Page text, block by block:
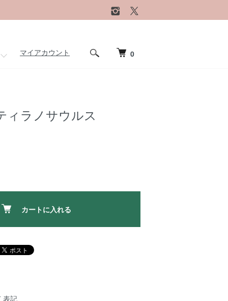
マイアカウント 0
ラノサウルス
カートに入れる
表記